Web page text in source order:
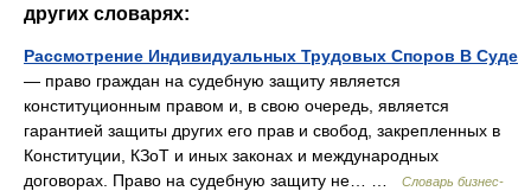
других словарях:
Рассмотрение Индивидуальных Трудовых Споров В Суде
— право граждан на судебную защиту является
конституционным правом и, в свою очередь, является
гарантией защиты других его прав и свобод, закрепленных в
Конституции, КЗоТ и иных законах и международных
договорах. Право на судебную защиту не… …
Словарь бизнес-